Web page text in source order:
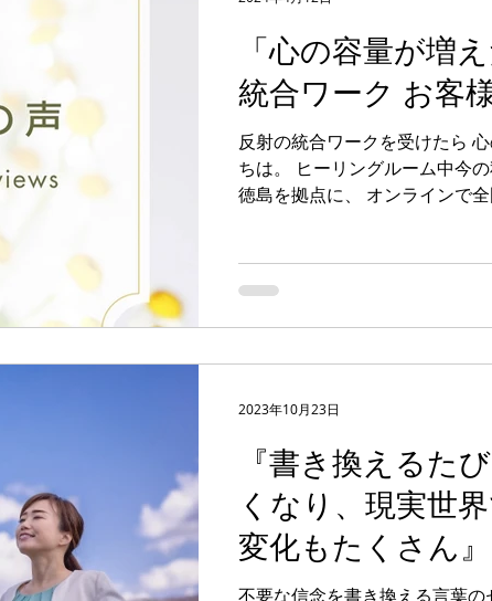
「心の容量が増
統合ワーク お客
反射の統合ワークを受けたら
ちは。 ヒーリングルーム中今
徳島を拠点に、 オンラインで
『書き換えるた
くなり、現実世
変化もたくさん
書き換えセッシ
不要な信念を書き換える言葉
2023年10月23日